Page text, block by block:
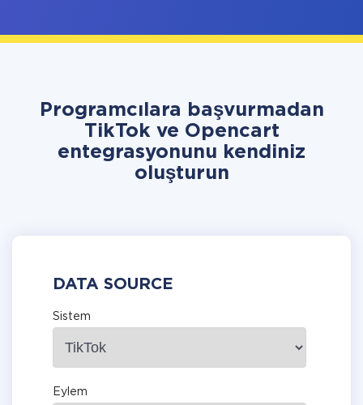
Programcılara başvurmadan
TikTok ve Opencart
entegrasyonunu kendiniz
oluşturun
DATA SOURCE
Sistem
Eylem